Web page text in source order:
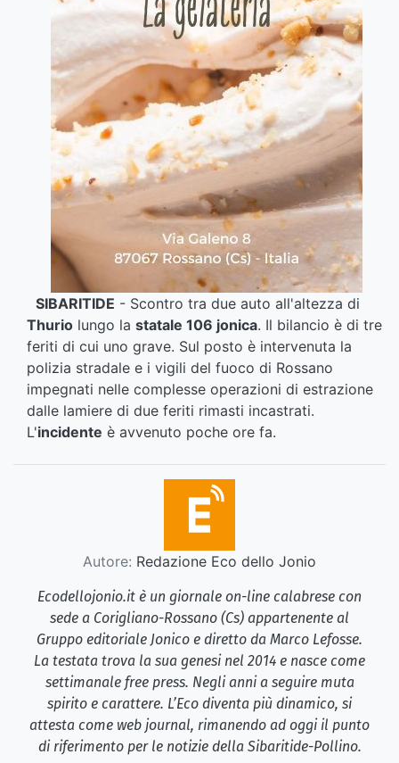
SIBARITIDE - Scontro tra due auto all'altezza di
Thurio lungo la statale 106 jonica. Il bilancio è di tre
feriti di cui uno grave. Sul posto è intervenuta la
polizia stradale e i vigili del fuoco di Rossano
impegnati nelle complesse operazioni di estrazione
dalle lamiere di due feriti rimasti incastrati.
L'incidente è avvenuto poche ore fa.
Autore: Redazione Eco dello Jonio
Ecodellojonio.it è un giornale on-line calabrese con
sede a Corigliano-Rossano (Cs) appartenente al
Gruppo editoriale Jonico e diretto da Marco Lefosse.
La testata trova la sua genesi nel 2014 e nasce come
settimanale free press. Negli anni a seguire muta
spirito e carattere. L’Eco diventa più dinamico, si
attesta come web journal, rimanendo ad oggi il punto
di riferimento per le notizie della Sibaritide-Pollino.